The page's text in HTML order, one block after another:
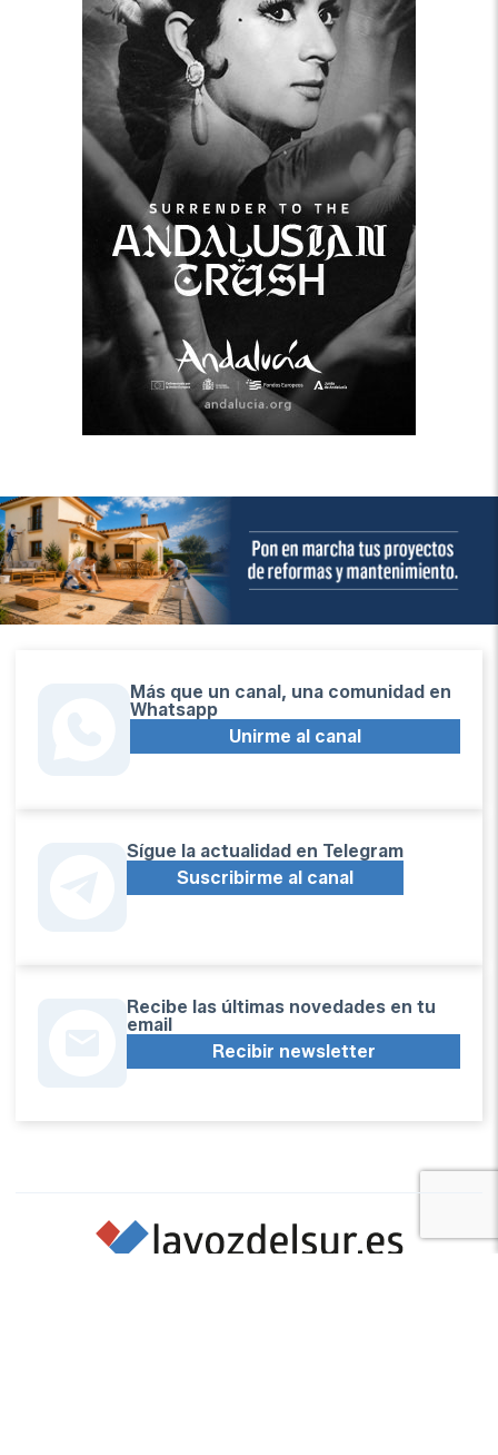
Más que un canal, una comunidad en
Whatsapp
Unirme al canal
Sígue la actualidad en Telegram
Suscribirme al canal
Recibe las últimas novedades en tu
email
Recibir newsletter